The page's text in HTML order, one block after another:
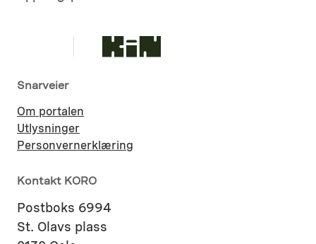
e
Snarveier
Om portalen
Utlysninger
Personvernerklæring
Kontakt KORO
Postboks 6994
St. Olavs plass